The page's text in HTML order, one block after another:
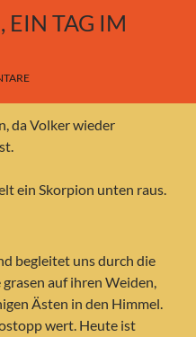
TAG IM G
da Volker wieder
ein Skorpion unten raus.
begleitet uns durch die
auf ihren Weiden,
Ästen in den Himmel.
wert. Heute ist